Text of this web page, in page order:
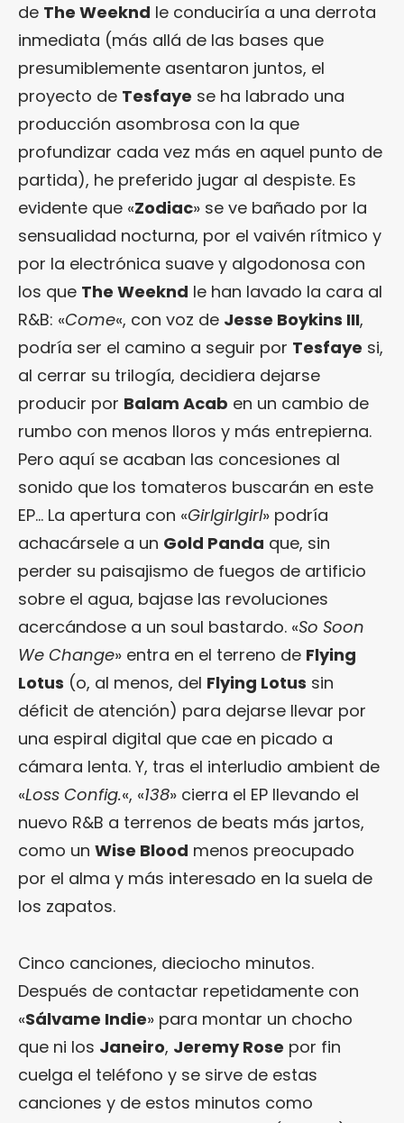
de The Weeknd le conduciría a una derrota
inmediata (más allá de las bases que
presumiblemente asentaron juntos, el
proyecto de Tesfaye se ha labrado una
producción asombrosa con la que
profundizar cada vez más en aquel punto de
partida), he preferido jugar al despiste. Es
evidente que «Zodiac» se ve bañado por la
sensualidad nocturna, por el vaivén rítmico y
por la electrónica suave y algodonosa con
los que The Weeknd le han lavado la cara al
R&B: «Come«, con voz de Jesse Boykins III,
podría ser el camino a seguir por Tesfaye si,
al cerrar su trilogía, decidiera dejarse
producir por Balam Acab en un cambio de
rumbo con menos lloros y más entrepierna.
Pero aquí se acaban las concesiones al
sonido que los tomateros buscarán en este
EP… La apertura con «Girlgirlgirl» podría
achacársele a un Gold Panda que, sin
perder su paisajismo de fuegos de artificio
sobre el agua, bajase las revoluciones
acercándose a un soul bastardo. «So Soon
We Change» entra en el terreno de Flying
Lotus (o, al menos, del Flying Lotus sin
déficit de atención) para dejarse llevar por
una espiral digital que cae en picado a
cámara lenta. Y, tras el interludio ambient de
«Loss Config.«, «138» cierra el EP llevando el
nuevo R&B a terrenos de beats más jartos,
como un Wise Blood menos preocupado
por el alma y más interesado en la suela de
los zapatos.
Cinco canciones, dieciocho minutos.
Después de contactar repetidamente con
«Sálvame Indie» para montar un chocho
que ni los Janeiro, Jeremy Rose por fin
cuelga el teléfono y se sirve de estas
canciones y de estos minutos como